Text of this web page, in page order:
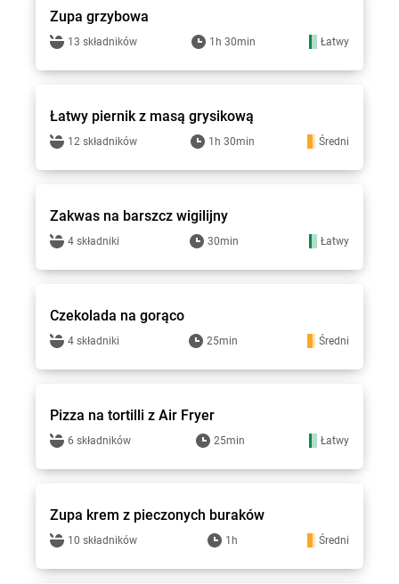
Zupa grzybowa
13 składników 1h 30min Łatwy
Smakowite Dania
Łatwy piernik z masą grysikową
12 składników 1h 30min Średni
Smakowite Dania
Zakwas na barszcz wigilijny
4 składniki 30min Łatwy
Smakowite Dania
Czekolada na gorąco
4 składniki 25min Średni
Smakowite Dania
Pizza na tortilli z Air Fryer
6 składników 25min Łatwy
Smakowite Dania
Zupa krem z pieczonych buraków
10 składników 1h Średni
Smakowite Dania